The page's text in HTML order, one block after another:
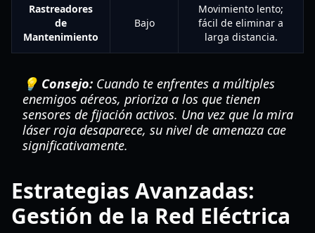
Rastreadores
de
Mantenimiento
Bajo
Movimiento lento;
fácil de eliminar a
larga distancia.
💡 Consejo: Cuando te enfrentes a múltiples
enemigos aéreos, prioriza a los que tienen
sensores de fijación activos. Una vez que la mira
láser roja desaparece, su nivel de amenaza cae
significativamente.
Estrategias Avanzadas:
Gestión de la Red Eléctrica